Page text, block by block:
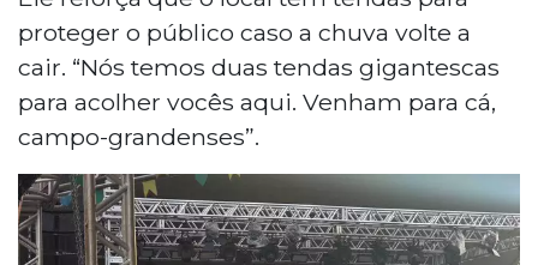
proteger o público caso a chuva volte a
cair. “Nós temos duas tendas gigantescas
para acolher vocês aqui. Venham para cá,
campo-grandenses”.